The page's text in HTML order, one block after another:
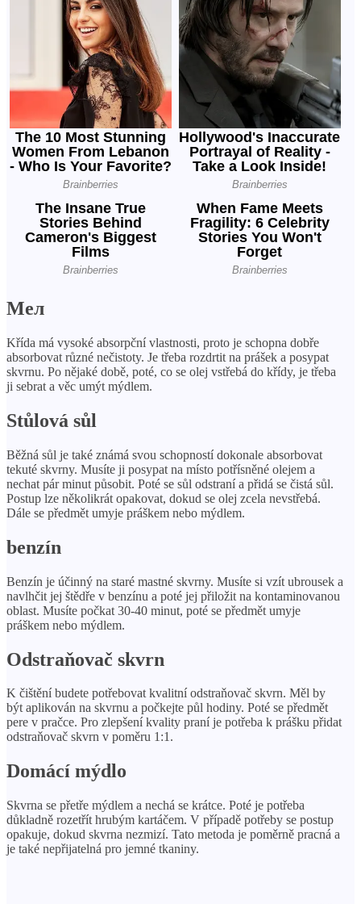
Мел
Křída má vysoké absorpční vlastnosti, proto je schopna dobře
absorbovat různé nečistoty. Je třeba rozdrtit na prášek a posypat
skvrnu. Po nějaké době, poté, co se olej vstřebá do křídy, je třeba
ji sebrat a věc umýt mýdlem.
Stůlová sůl
Běžná sůl je také známá svou schopností dokonale absorbovat
tekuté skvrny. Musíte ji posypat na místo potřísněné olejem a
nechat pár minut působit. Poté se sůl odstraní a přidá se čistá sůl.
Postup lze několikrát opakovat, dokud se olej zcela nevstřebá.
Dále se předmět umyje práškem nebo mýdlem.
benzín
Benzín je účinný na staré mastné skvrny. Musíte si vzít ubrousek a
navlhčit jej štědře v benzínu a poté jej přiložit na kontaminovanou
oblast. Musíte počkat 30-40 minut, poté se předmět umyje
práškem nebo mýdlem.
Odstraňovač skvrn
K čištění budete potřebovat kvalitní odstraňovač skvrn. Měl by
být aplikován na skvrnu a počkejte půl hodiny. Poté se předmět
pere v pračce. Pro zlepšení kvality praní je potřeba k prášku přidat
odstraňovač skvrn v poměru 1:1.
Domácí mýdlo
Skvrna se přetře mýdlem a nechá se krátce. Poté je potřeba
důkladně rozetřít hrubým kartáčem. V případě potřeby se postup
opakuje, dokud skvrna nezmizí. Tato metoda je poměrně pracná a
je také nepřijatelná pro jemné tkaniny.